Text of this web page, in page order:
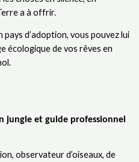
a à offrir.
d’adoption, vous pouvez lui
écologique de vos rêves en
jungle et guide professionnel
observateur d’oiseaux, de